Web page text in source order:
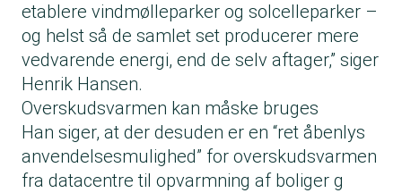
etablere vindmølleparker og solcelleparker –
og helst så de samlet set producerer mere
vedvarende energi, end de selv aftager,” siger
Henrik Hansen.
Overskudsvarmen kan måske bruges
Han siger, at der desuden er en “ret åbenlys
anvendelsesmulighed” for overskudsvarmen
fra datacentre til opvarmning af boliger g